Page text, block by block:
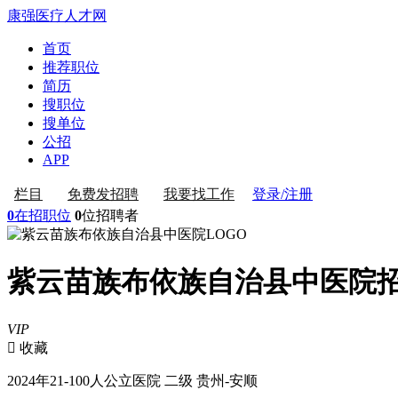
康强医疗人才网
首页
推荐职位
简历
搜职位
搜单位
公招
APP
栏目 免费发招聘 我要找工作
登录/注册
0在招职位 0位招聘者
紫云苗族布依族自治县中医院
VIP
 收藏
2024年21-100人 公立医院 二级 贵州-安顺